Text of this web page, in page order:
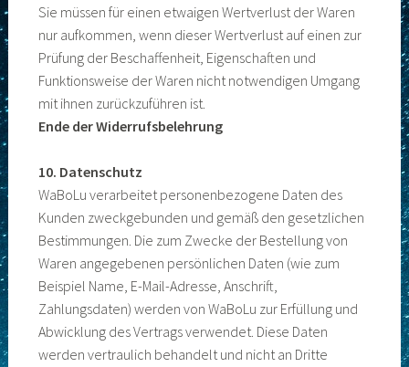
Sie müssen für einen etwaigen Wertverlust der Waren
nur aufkommen, wenn dieser Wertverlust auf einen zur
Prüfung der Beschaffenheit, Eigenschaften und
Funktionsweise der Waren nicht notwendigen Umgang
mit ihnen zurückzuführen ist.
Ende der Widerrufsbelehrung
10. Datenschutz
WaBoLu verarbeitet personenbezogene Daten des
Kunden zweckgebunden und gemäß den gesetzlichen
Bestimmungen. Die zum Zwecke der Bestellung von
Waren angegebenen persönlichen Daten (wie zum
Beispiel Name, E-Mail-Adresse, Anschrift,
Zahlungsdaten) werden von WaBoLu zur Erfüllung und
Abwicklung des Vertrags verwendet. Diese Daten
werden vertraulich behandelt und nicht an Dritte